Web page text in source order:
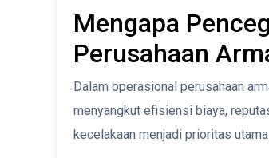
Mengapa
Perusahaan
Dalam operasional perusahaan
menyangkut efisiensi biaya,
kecelakaan menjadi prioritas